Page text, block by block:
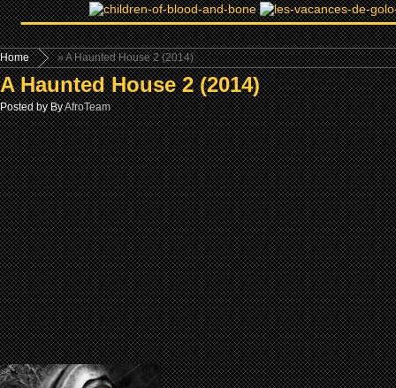
Home » A Haunted House 2 (2014)
A Haunted House 2 (2014)
Posted by ByAfroTeam